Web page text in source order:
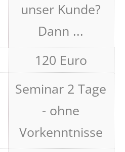
unser Kunde?
Dann ...
120 Euro
Seminar 2 Tage
- ohne
Vorkenntnisse